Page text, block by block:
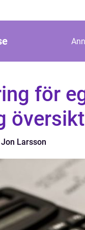
för
översikt
Jon Larsson